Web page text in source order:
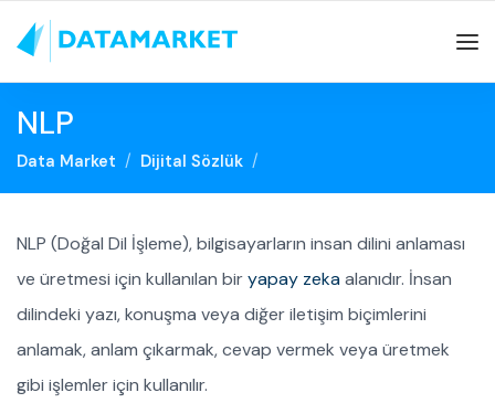
NLP
Data Market Dijital Sözlük
NLP (Doğal Dil İşleme), bilgisayarların insan dilini anlaması
ve üretmesi için kullanılan biryapay zekaalanıdır. İnsan
dilindeki yazı, konuşma veya diğer iletişim biçimlerini
anlamak, anlam çıkarmak, cevap vermek veya üretmek
gibi işlemler için kullanılır.